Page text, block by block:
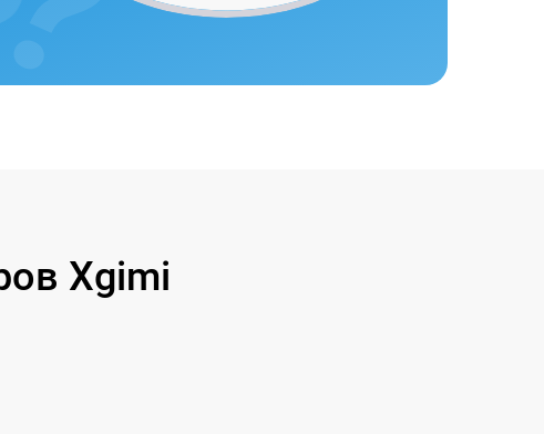
Xgimi